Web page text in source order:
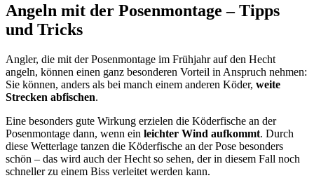
Angeln mit der Posenmontage – Tipps
und Tricks
Angler, die mit der Posenmontage im Frühjahr auf den Hecht
angeln, können einen ganz besonderen Vorteil in Anspruch nehmen:
Sie können, anders als bei manch einem anderen Köder, weite
Strecken abfischen.
Eine besonders gute Wirkung erzielen die Köderfische an der
Posenmontage dann, wenn ein leichter Wind aufkommt. Durch
diese Wetterlage tanzen die Köderfische an der Pose besonders
schön – das wird auch der Hecht so sehen, der in diesem Fall noch
schneller zu einem Biss verleitet werden kann.